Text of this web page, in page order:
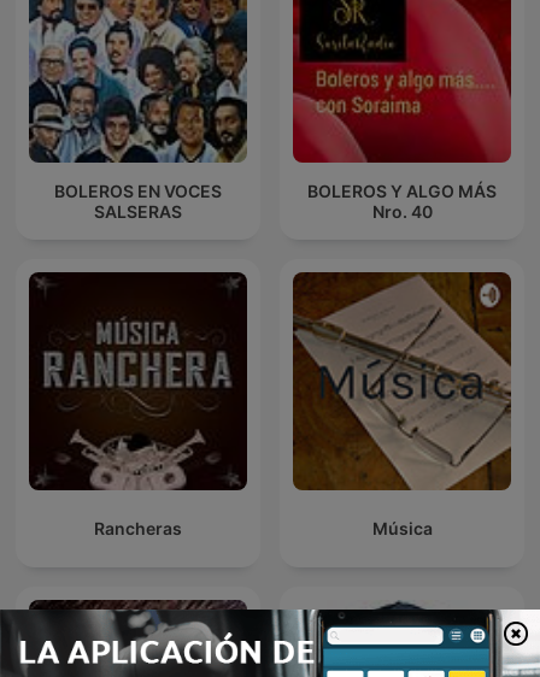
BOLEROS EN VOCES
SALSERAS
BOLEROS Y ALGO MÁS
Nro. 40
Rancheras Música